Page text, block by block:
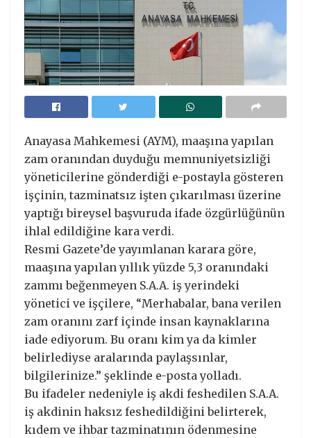
Anayasa Mahkemesi (AYM), maaşına yapılan
zam oranından duyduğu memnuniyetsizliği
yöneticilerine gönderdiği e-postayla gösteren
işçinin, tazminatsız işten çıkarılması üzerine
yaptığı bireysel başvuruda ifade özgürlüğünün
ihlal edildiğine kara verdi.
Resmi Gazete’de yayımlanan karara göre,
maaşına yapılan yıllık yüzde 5,3 oranındaki
zammı beğenmeyen S.A.A. iş yerindeki
yönetici ve işçilere, “Merhabalar, bana verilen
zam oranını zarf içinde insan kaynaklarına
iade ediyorum. Bu oranı kim ya da kimler
belirlediyse aralarında paylaşsınlar,
bilgilerinize.” şeklinde e-posta yolladı.
Bu ifadeler nedeniyle iş akdi feshedilen S.A.A.
iş akdinin haksız feshedildiğini belirterek,
kıdem ve ihbar tazminatının ödenmesine